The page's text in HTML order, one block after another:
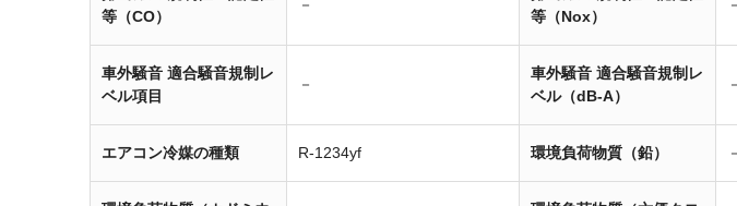
等（CO）
－
等（Nox）
－
車外騒音 適合騒音規制レ
ベル項目
－
車外騒音 適合騒音規制レ
ベル（dB-A）
－
エアコン冷媒の種類 R-1234yf 環境負荷物質（鉛） －